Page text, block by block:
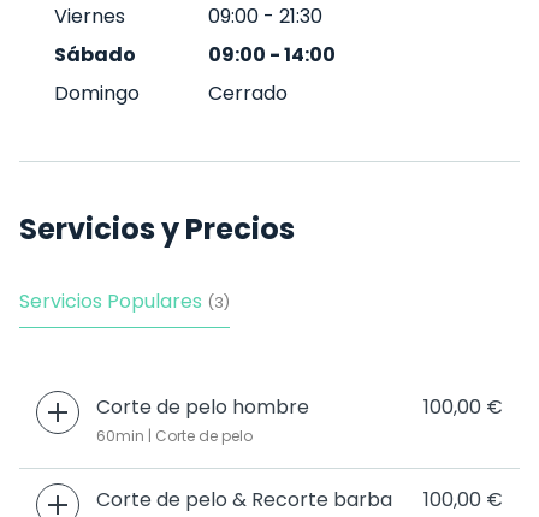
Viernes
09:00 - 21:30
Sábado
09:00 -14:00
Domingo
Cerrado
Servicios y Precios
Servicios Populares (3)
Corte de pelo hombre 100,00 €
60min | Corte de pelo
Corte de pelo & Recorte barba 100,00 €